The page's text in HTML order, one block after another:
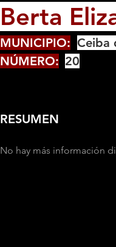
Berta
MUNICIPIO: Ceiba
NÚMERO: 20
RESUMEN
No hay más información